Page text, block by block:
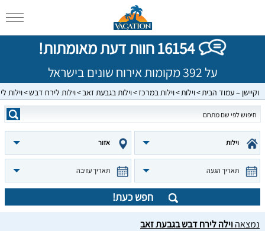
16154 חוות דעת מאומתות!
על 392 מקומות אירוח שונים בישראל
וקיישן – עמוד הבית וילות וילות במרכז וילות בגבעת זאב וילות לירח דבש וילות
וילות אזור
תאריך הגעה תאריך עזיבה
חפש כעת!
נמצאהוילה לירח דבש בגבעת זאב